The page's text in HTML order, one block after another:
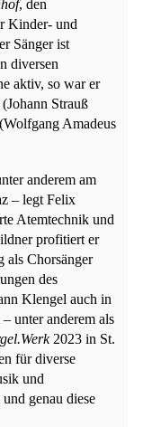
, den
Kinder- und
Sänger ist
diversen
aktiv, so war er
Strauß
Amadeus
anderem am
– legt Felix
Atemtechnik und
profitiert er
als Chorsänger
des
Klengel auch in
unter anderem als
2023 in St.
für diverse
und
genau diese